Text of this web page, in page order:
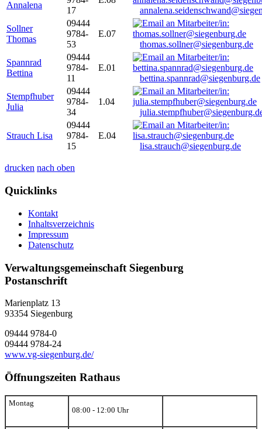
Annalena
17
Sollner
Thomas
09444
9784-
53
E.07
thomas.sollner@siegenburg.de
Spannrad
Bettina
09444
9784-
11
E.01
bettina.spannrad@siegenburg.de
Stempfhuber
Julia
09444
9784-
34
1.04
Strauch Lisa
09444
9784-
15
E.04
lisa.strauch@siegenburg.de
drucken nach oben
Quicklinks
Kontakt
Inhaltsverzeichnis
Impressum
Datenschutz
Verwaltungsgemeinschaft Siegenburg
Postanschrift
Marienplatz 13
93354 Siegenburg
09444 9784-0
09444 9784-24
www.vg-siegenburg.de/
Öffnungszeiten Rathaus
Montag
08:00 - 12:00 Uhr